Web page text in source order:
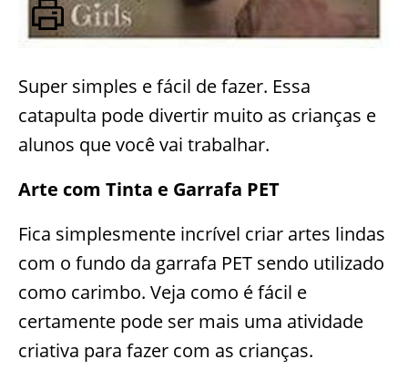
Super simples e fácil de fazer. Essa
catapulta pode divertir muito as crianças e
alunos que você vai trabalhar.
Arte com Tinta e Garrafa PET
Fica simplesmente incrível criar artes lindas
com o fundo da garrafa PET sendo utilizado
como carimbo. Veja como é fácil e
certamente pode ser mais uma atividade
criativa para fazer com as crianças.